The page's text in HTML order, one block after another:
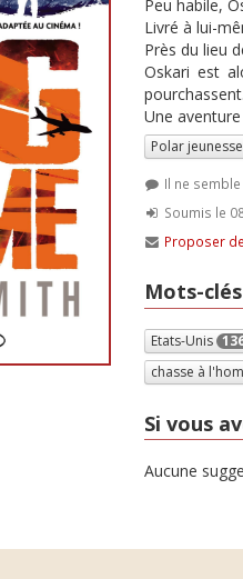
Peu habile,
Livré à lui-
Près du lieu
Oskari est
pourchassent.
Une
Polar jeunesse
Il ne
Soumis le
Proposer
Mots-clés
Etats-Unis
chasse à
Si vous
Aucune